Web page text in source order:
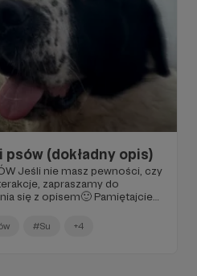
(dokładny opis)
czy
zapraszamy do
opisem🙂 Pamiętajcie
i regulacja
z Sylwią Najsztub w
#Su +4